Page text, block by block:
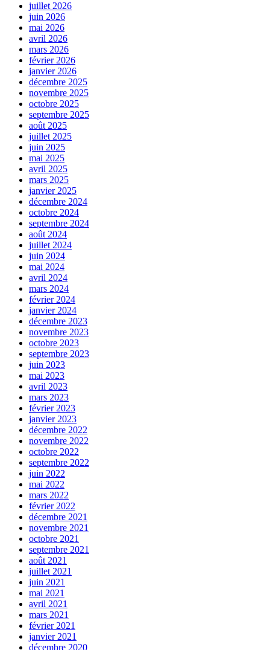
juillet 2026
juin 2026
mai 2026
avril 2026
mars 2026
février 2026
janvier 2026
décembre 2025
novembre 2025
octobre 2025
septembre 2025
août 2025
juillet 2025
juin 2025
mai 2025
avril 2025
mars 2025
janvier 2025
décembre 2024
octobre 2024
septembre 2024
août 2024
juillet 2024
juin 2024
mai 2024
avril 2024
mars 2024
février 2024
janvier 2024
décembre 2023
novembre 2023
octobre 2023
septembre 2023
juin 2023
mai 2023
avril 2023
mars 2023
février 2023
janvier 2023
décembre 2022
novembre 2022
octobre 2022
septembre 2022
juin 2022
mai 2022
mars 2022
février 2022
décembre 2021
novembre 2021
octobre 2021
septembre 2021
août 2021
juillet 2021
juin 2021
mai 2021
avril 2021
mars 2021
février 2021
janvier 2021
décembre 2020